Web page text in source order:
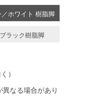
なる場合があり
）
ホワイト 樹脂脚
ラック樹脂脚